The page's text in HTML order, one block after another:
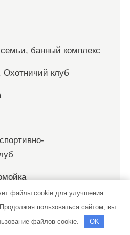
банный комплекс
Охотничий клуб
файлы cookie для улучшения
пользоваться сайтом, вы
файлов cookie.
OK